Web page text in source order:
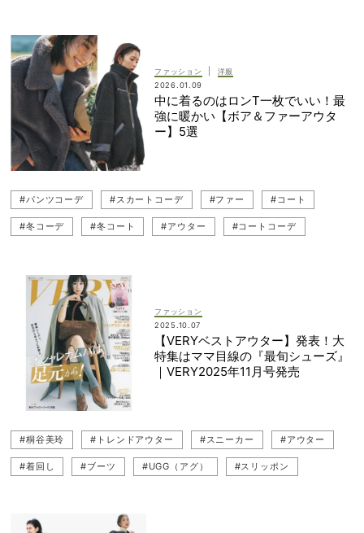
#LE PHIL（ル フィル）
#ママコーデ #コートコーデ #レイヤード
#ダウンコート #レザー #ケープ #ショートコート
#パンツコーデ #中間アウター
ファッション
洋服
2026.01.09
中に着るのはロンT一枚でいい！最
強に暖かい【ボア＆ファーアウタ
ー】5選
#パンツコーデ #スカートコーデ #ファー #コート
#冬コーデ #冬コート #アウター #コートコーデ
#ブルゾン #ボアコート
#CURENSOLOGY（カレンソロジー）
ファッション
2025.10.07
【VERYベストアウター】発表！大
特集はママ目線の『最旬シューズ』
｜VERY2025年11月号発売
#桐谷美玲 #トレンドアウター #スニーカー #アウター
#着回し #ブーツ #UGG（アグ） #スリッポン